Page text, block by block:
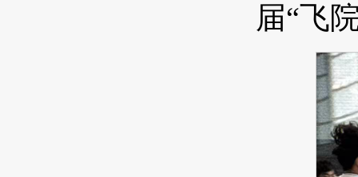
届“飞